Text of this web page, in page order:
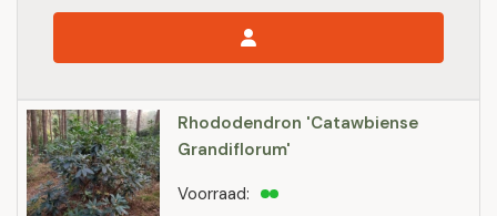
Rhododendron 'Catawbiense
Grandiflorum'
Voorraad: